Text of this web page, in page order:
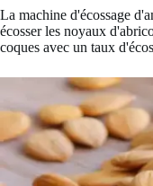
La machine d'écossage
écosser les noyaux
coques avec un taux